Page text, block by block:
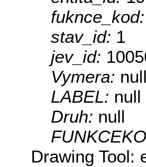
fuknce_kod:
stav_id: 1
jev_id:
Vymera: null
LABEL: null
Druh: null
Drawing Tool: